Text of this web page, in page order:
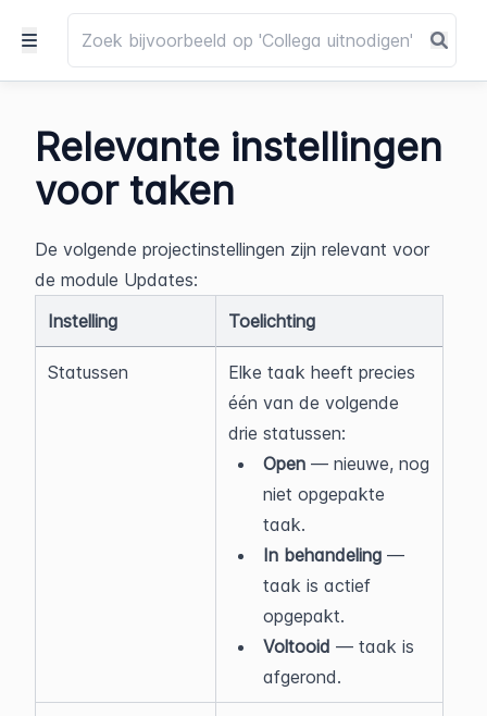
Relevante instellingen
voor taken
De volgende projectinstellingen zijn relevant voor
de module Updates:
Instelling
Toelichting
Statussen
Elke taak heeft precies
één van de volgende
drie statussen:
Open — nieuwe, nog
niet opgepakte
taak.
In behandeling —
taak is actief
opgepakt.
Voltooid — taak is
afgerond.